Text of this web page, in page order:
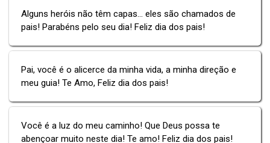
Alguns heróis não têm capas... eles são chamados de
pais! Parabéns pelo seu dia! Feliz dia dos pais!
Pai, você é o alicerce da minha vida, a minha direção e
meu guia! Te Amo, Feliz dia dos pais!
Você é a luz do meu caminho! Que Deus possa te
abençoar muito neste dia! Te amo! Feliz dia dos pais!